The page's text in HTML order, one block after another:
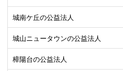
城南ケ丘の公益法人
城山ニュータウンの公益法人
樟陽台の公益法人